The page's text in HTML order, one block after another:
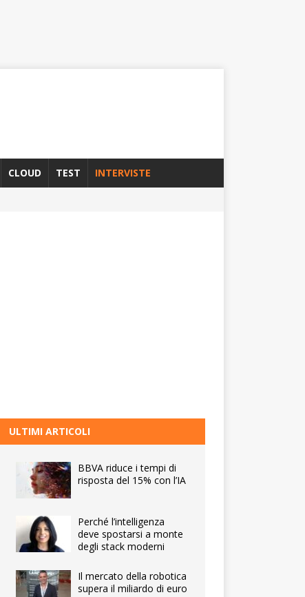
CLOUD TEST INTERVISTE
ULTIMI ARTICOLI
BBVA riduce i tempi di
risposta del 15% con l’IA
Perché l’intelligenza
deve spostarsi a monte
degli stack moderni
Il mercato della robotica
supera il miliardo di euro